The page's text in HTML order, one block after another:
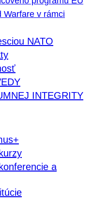
Warfare v rámci
NATO
INTEGRITY
a